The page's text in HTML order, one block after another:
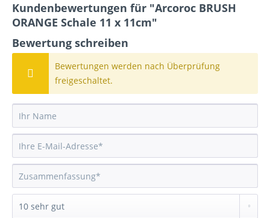
Kundenbewertungen für "Arcoroc BRUSH
ORANGE Schale 11 x 11cm"
Bewertung schreiben
Bewertungen werden nach Überprüfung
freigeschaltet.